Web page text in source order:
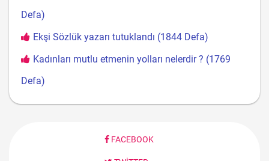
Defa)
Ekşi Sözlük yazarı tutuklandı (1844 Defa)
Kadınları mutlu etmenin yolları nelerdir ? (1769
Defa)
FACEBOOK